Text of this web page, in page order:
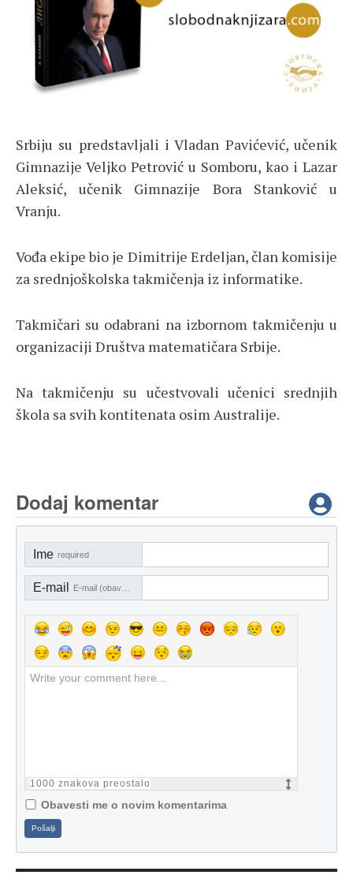
Srbiju su predstavljali i Vladan Pavićević, učenik
Gimnazije Veljko Petrović u Somboru, kao i Lazar
Aleksić, učenik Gimnazije Bora Stanković u
Vranju.
Vođa ekipe bio je Dimitrije Erdeljan, član komisije
za srednjoškolska takmičenja iz informatike.
Takmičari su odabrani na izbornom takmičenju u
organizaciji Društva matematičara Srbije.
Na takmičenju su učestvovali učenici srednjih
škola sa svih kontitenata osim Australije.
Dodaj komentar
Ime required
E-mail
1000 znakova preostalo
Obavesti me o novim komentarima
Pošalji